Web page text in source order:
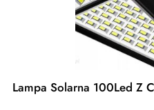
Lampa Solarna 100Led Z